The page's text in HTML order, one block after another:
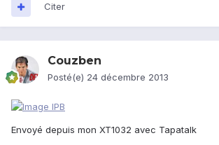
Citer
Couzben
Posté(e) 24 décembre 2013
Envoyé depuis mon XT1032 avec Tapatalk